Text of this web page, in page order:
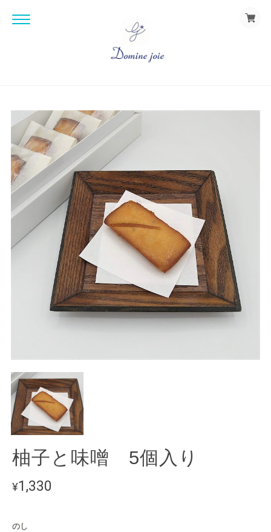
柚子と味噌 5個入り
¥1,330
のし